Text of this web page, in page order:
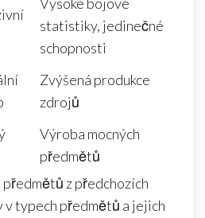
statistiky, jedinečné
schopnosti
Zvýšená produkce
zdrojů
Výroba mocných
předmětů
z předchozích
v typech předmětů a jejich